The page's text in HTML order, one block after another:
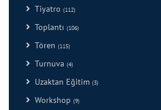
Tiyatro (112)
Toplantı (106)
Tören (115)
Turnuva (4)
Uzaktan Eğitim (3)
Workshop (9)